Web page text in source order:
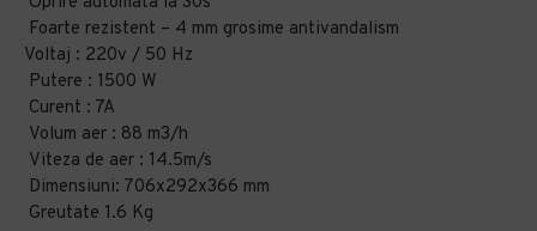
Foarte rezistent – 4 mm grosime antivandalism
Voltaj : 220v / 50 Hz
Putere : 1500 W
Curent : 7A
Volum aer : 88 m3/h
Viteza de aer : 14.5m/s
Dimensiuni: 706x292x366 mm
Greutate 1.6 Kg